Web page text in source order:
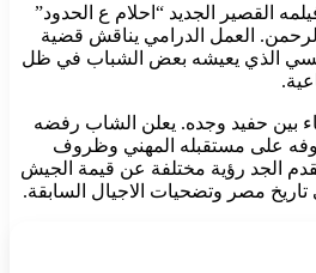
القصير الجديد “احلام ع الحدود”
العمل الدرامي يناقش قضية
الذي يعيشه بعض الشباب في ظل
بين حفيد وجده. يعلن الشاب رفضه
على مستقبله المهني وظروف
الجد رؤية مختلفة عن قيمة الجيش
تاريخ مصر وتضحيات الاجيال السابقة.